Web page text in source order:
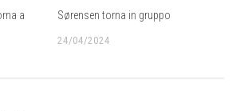
a
Sørensen torna in gruppo
24/04/2024